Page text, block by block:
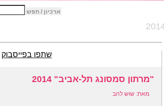
ארכיון / חפש
שתפו בפייסבוק
"מרתון סמסונג תל-אביב" 2014
מאת: שוש להב